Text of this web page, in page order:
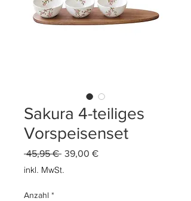
Sakura 4-teiliges
Vorspeisenset
45,95 € Standardpreis
39,00 €Sale-
inkl. MwSt.
Anzahl *